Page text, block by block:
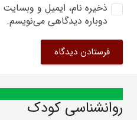
ذخیره نام، ایمیل و
دوباره دیدگاهی می‌نویسم.
فرستادن دیدگاه
روانشناسی کودک